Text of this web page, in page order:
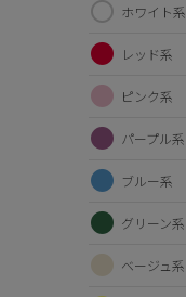
ホワイト系
レッド系
ピンク系
パープル系
ブルー系
グリーン系
ベージュ系